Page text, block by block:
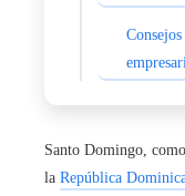
Santo Domingo,
la República